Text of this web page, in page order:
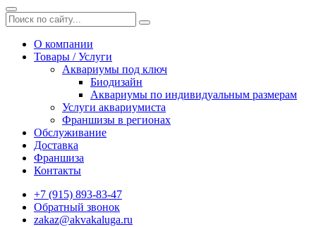
О компании
Товары / Услуги
Аквариумы под ключ
Биодизайн
Аквариумы по индивидуальным размерам
Услуги аквариумиста
Франшизы в регионах
Обслуживание
Доставка
Франшиза
Контакты
+7 (915) 893-83-47
Обратный звонок
zakaz@akvakaluga.ru